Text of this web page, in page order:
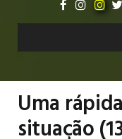
Uma
situação